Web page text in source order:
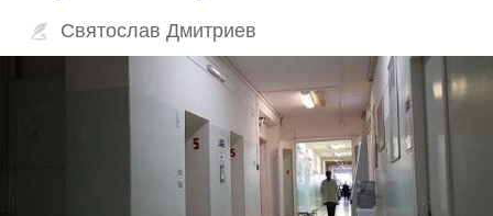
Святослав Дмитриев